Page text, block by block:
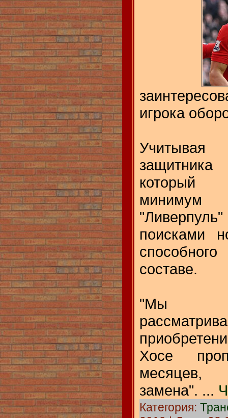
игрока
который
поисками
составе.
"Мы
Хосе
месяцев,
замена". ...
Категория: